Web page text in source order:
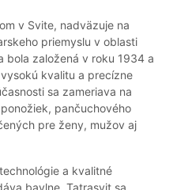
v Svite, nadväzuje na
priemyslu v oblasti
bola založená v roku 1934 a
kvalitu a precízne
sa zameriava na
pančuchového
pre ženy, mužov aj
a kvalitné
bavlne. Tatrasvit sa